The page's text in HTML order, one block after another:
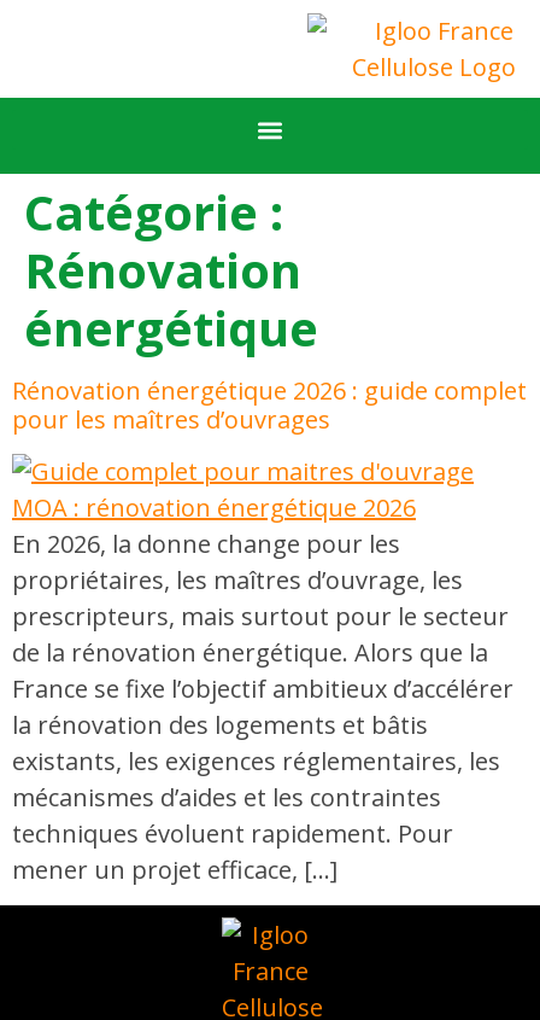
Catégorie :
Rénovation
énergétique
Rénovation énergétique 2026 : guide complet
pour les maîtres d’ouvrages
En 2026, la donne change pour les
propriétaires, les maîtres d’ouvrage, les
prescripteurs, mais surtout pour le secteur
de la rénovation énergétique. Alors que la
France se fixe l’objectif ambitieux d’accélérer
la rénovation des logements et bâtis
existants, les exigences réglementaires, les
mécanismes d’aides et les contraintes
techniques évoluent rapidement. Pour
mener un projet efficace, […]